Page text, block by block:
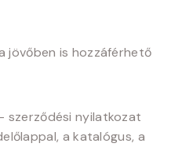
jövőben is hozzáférhető
szerződési nyilatkozat
a katalógus, a